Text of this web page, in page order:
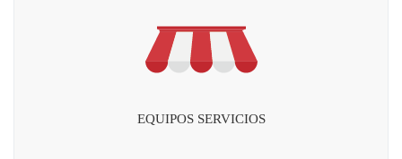
EQUIPOS SERVICIOS